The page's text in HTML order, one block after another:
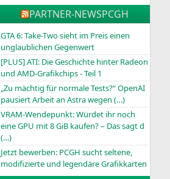
PARTNER-NEWSPCGH
GTA 6: Take-Two sieht im Preis einen
unglaublichen Gegenwert
[PLUS] ATI: Die Geschichte hinter Radeon
und AMD-Grafikchips - Teil 1
„Zu mächtig für normale Tests?“ OpenAI
pausiert Arbeit an Astra wegen (…)
VRAM-Wendepunkt: Würdet ihr noch
eine GPU mit 8 GiB kaufen? – Das sagt d
(…)
Jetzt bewerben: PCGH sucht seltene,
modifizierte und legendäre Grafikkarten